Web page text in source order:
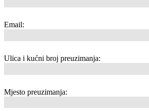
Email:
Ulica i kućni broj preuzimanja:
Mjesto preuzimanja: